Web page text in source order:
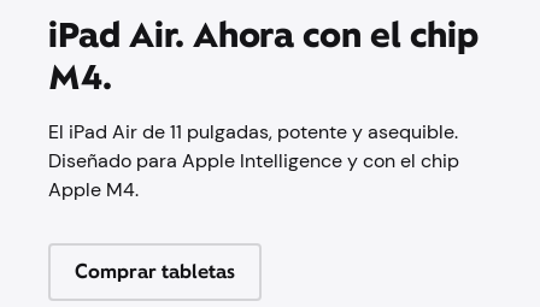
iPad Air. Ahora con el chip
M4.
El iPad Air de 11 pulgadas, potente y asequible.
Diseñado para Apple Intelligence y con el chip
Apple M4.
Comprar tabletas